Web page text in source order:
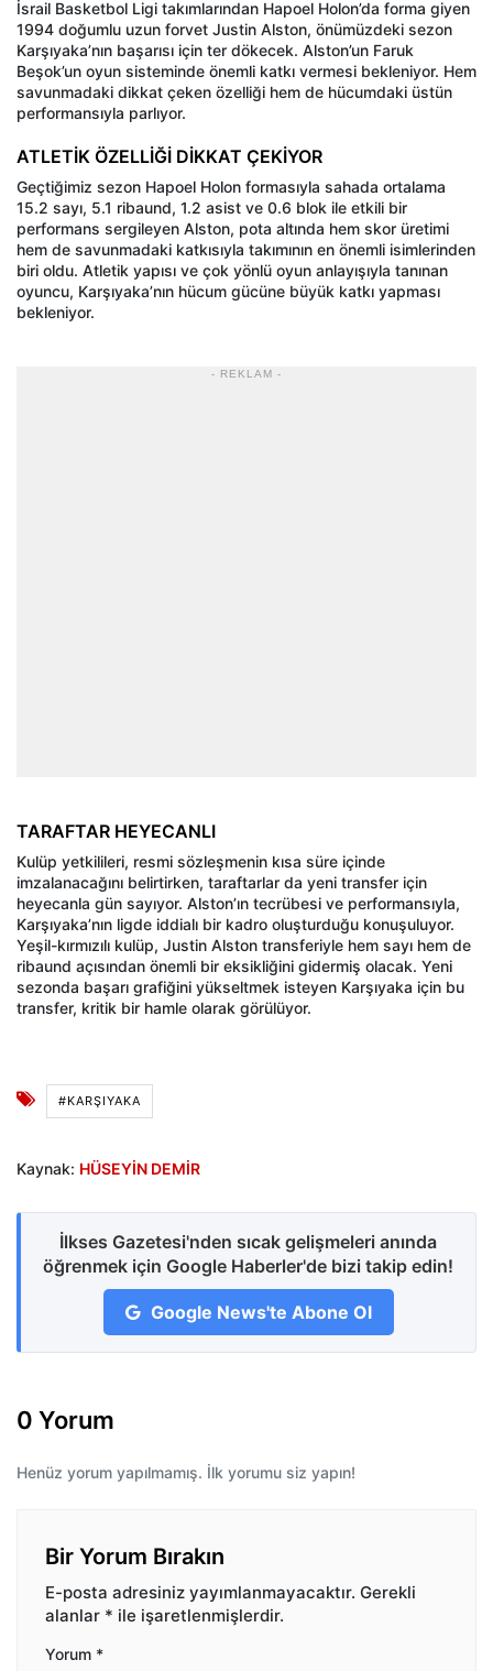
İsrail Basketbol Ligi takımlarından Hapoel Holon’da forma giyen
1994 doğumlu uzun forvet Justin Alston, önümüzdeki sezon
Karşıyaka’nın başarısı için ter dökecek. Alston’un Faruk
Beşok’un oyun sisteminde önemli katkı vermesi bekleniyor. Hem
savunmadaki dikkat çeken özelliği hem de hücumdaki üstün
performansıyla parlıyor.
ATLETİK ÖZELLİĞİ DİKKAT ÇEKİYOR
Geçtiğimiz sezon Hapoel Holon formasıyla sahada ortalama
15.2 sayı, 5.1 ribaund, 1.2 asist ve 0.6 blok ile etkili bir
performans sergileyen Alston, pota altında hem skor üretimi
hem de savunmadaki katkısıyla takımının en önemli isimlerinden
biri oldu. Atletik yapısı ve çok yönlü oyun anlayışıyla tanınan
oyuncu, Karşıyaka’nın hücum gücüne büyük katkı yapması
bekleniyor.
- REKLAM -
TARAFTAR HEYECANLI
Kulüp yetkilileri, resmi sözleşmenin kısa süre içinde
imzalanacağını belirtirken, taraftarlar da yeni transfer için
heyecanla gün sayıyor. Alston’ın tecrübesi ve performansıyla,
Karşıyaka’nın ligde iddialı bir kadro oluşturduğu konuşuluyor.
Yeşil-kırmızılı kulüp, Justin Alston transferiyle hem sayı hem de
ribaund açısından önemli bir eksikliğini gidermiş olacak. Yeni
sezonda başarı grafiğini yükseltmek isteyen Karşıyaka için bu
transfer, kritik bir hamle olarak görülüyor.
#KARŞIYAKA
Kaynak: HÜSEYİN DEMİR
İlkses Gazetesi'nden sıcak gelişmeleri anında
öğrenmek için Google Haberler'de bizi takip edin!
Google News'te Abone Ol
0 Yorum
Henüz yorum yapılmamış. İlk yorumu siz yapın!
Bir Yorum Bırakın
E-posta adresiniz yayımlanmayacaktır. Gerekli
alanlar * ile işaretlenmişlerdir.
Yorum *